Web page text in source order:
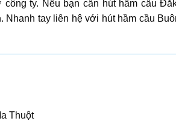
ty. Nếu bạn cần hút hầm cầu
tay liên hệ với hút hầm cầu
Thuột